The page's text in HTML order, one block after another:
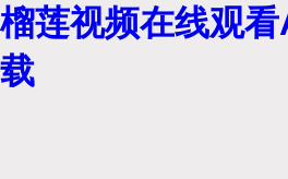
榴莲视频在线观
载